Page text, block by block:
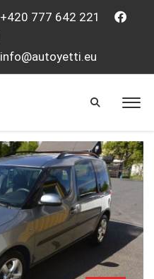
+420 777 642 221
info@autoyetti.eu